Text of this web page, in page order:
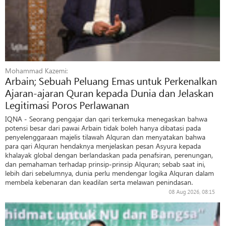
Mohammad Kazemi:
Arbain; Sebuah Peluang Emas untuk Perkenalkan
Ajaran-ajaran Quran kepada Dunia dan Jelaskan
Legitimasi Poros Perlawanan
IQNA - Seorang pengajar dan qari terkemuka menegaskan bahwa
potensi besar dari pawai Arbain tidak boleh hanya dibatasi pada
penyelenggaraan majelis tilawah Alquran dan menyatakan bahwa
para qari Alquran hendaknya menjelaskan pesan Asyura kepada
khalayak global dengan berlandaskan pada penafsiran, perenungan,
dan pemahaman terhadap prinsip-prinsip Alquran; sebab saat ini,
lebih dari sebelumnya, dunia perlu mendengar logika Alquran dalam
membela kebenaran dan keadilan serta melawan penindasan.
08 Aug 2026, 08:15